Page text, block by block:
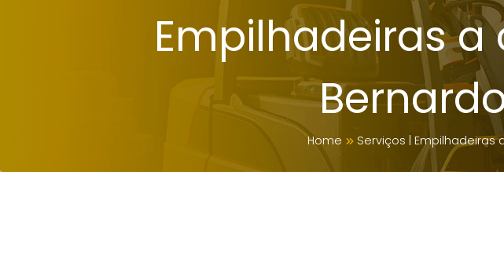
Empilhadeiras
Home Serviços | Empilhadeiras